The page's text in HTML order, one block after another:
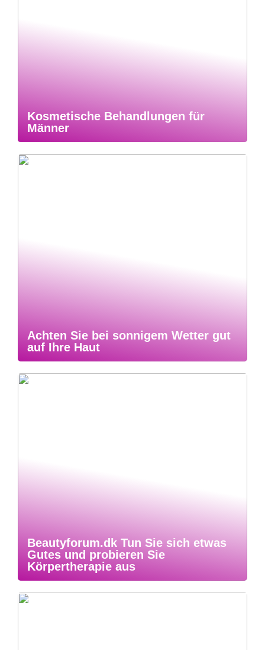
Kosmetische Behandlungen für
Männer
Achten Sie bei sonnigem Wetter gut
auf Ihre Haut
Beautyforum.dk Tun Sie sich etwas
Gutes und probieren Sie
Körpertherapie aus